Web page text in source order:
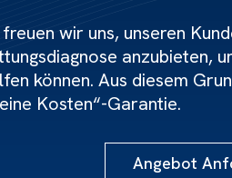
wir uns, unseren
anzubieten,
können. Aus diesem
Kosten“-Garantie.
Angebot